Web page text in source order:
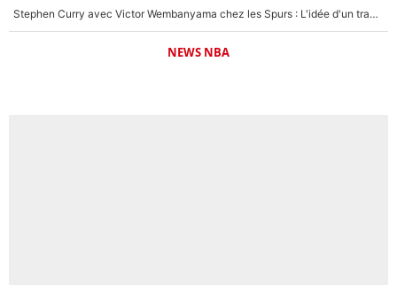
Stephen Curry avec Victor Wembanyama chez les Spurs : L'idée d'un trade historique est lancée en NBA !
NEWS NBA